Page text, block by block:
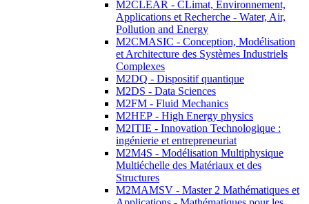
M2CLEAR - CLimat, Environnement,
Applications et Recherche - Water, Air,
Pollution and Energy
M2CMASIC - Conception, Modélisation
et Architecture des Systèmes Industriels
Complexes
M2DQ - Dispositif quantique
M2DS - Data Sciences
M2FM - Fluid Mechanics
M2HEP - High Energy physics
M2ITIE - Innovation Technologique :
ingénierie et entrepreneuriat
M2M4S - Modélisation Multiphysique
Multiéchelle des Matériaux et des
Structures
M2MAMSV - Master 2 Mathématiques et